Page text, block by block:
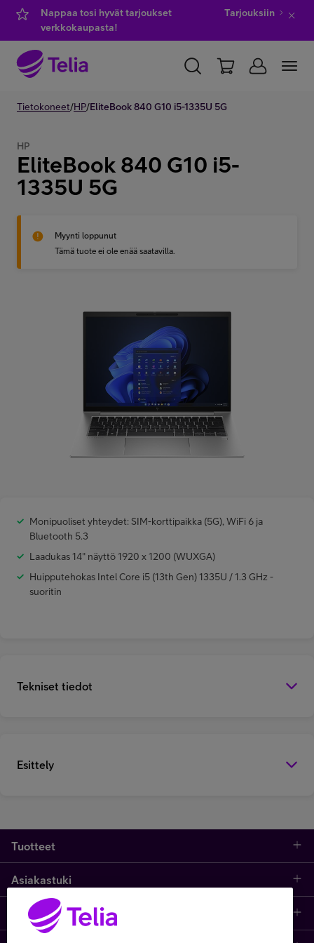
Nappaa tosi hyvät tarjoukset
verkkokaupasta!
Tarjouksiin
YKSITYISILLE YRITYKSILLE WHOLESALE
Kauppa
IT-palvelut
Tietokoneet/HP/EliteBook 840 G10 i5-1335U 5G
HP
EliteBook 840 G10 i5-
1335U 5G
Myynti loppunut
Tämä tuote ei ole enää saatavilla.
Monipuoliset yhteydet: SIM-korttipaikka (5G), WiFi 6 ja
Bluetooth 5.3
Laadukas 14" näyttö 1920 x 1200 (WUXGA)
Huipputehokas Intel Core i5 (13th Gen) 1335U / 1.3 GHz -
suoritin
Tekniset tiedot
Esittely
Tuotteet
Kauppa
IT-palvelut
Asiakastuki
Etusivu
Opi ja inspiroidu